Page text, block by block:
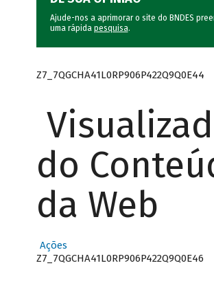
Ajude-nos a aprimorar o site do BNDES
uma rápida pesquisa.
Z7_7QGCHA41L0RP906P422Q9Q0E44
do
da Web
Ações
Z7_7QGCHA41L0RP906P422Q9Q0E46